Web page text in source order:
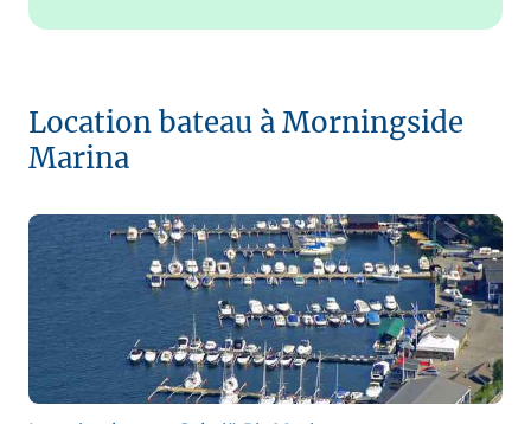
Location bateau à Morningside
Marina